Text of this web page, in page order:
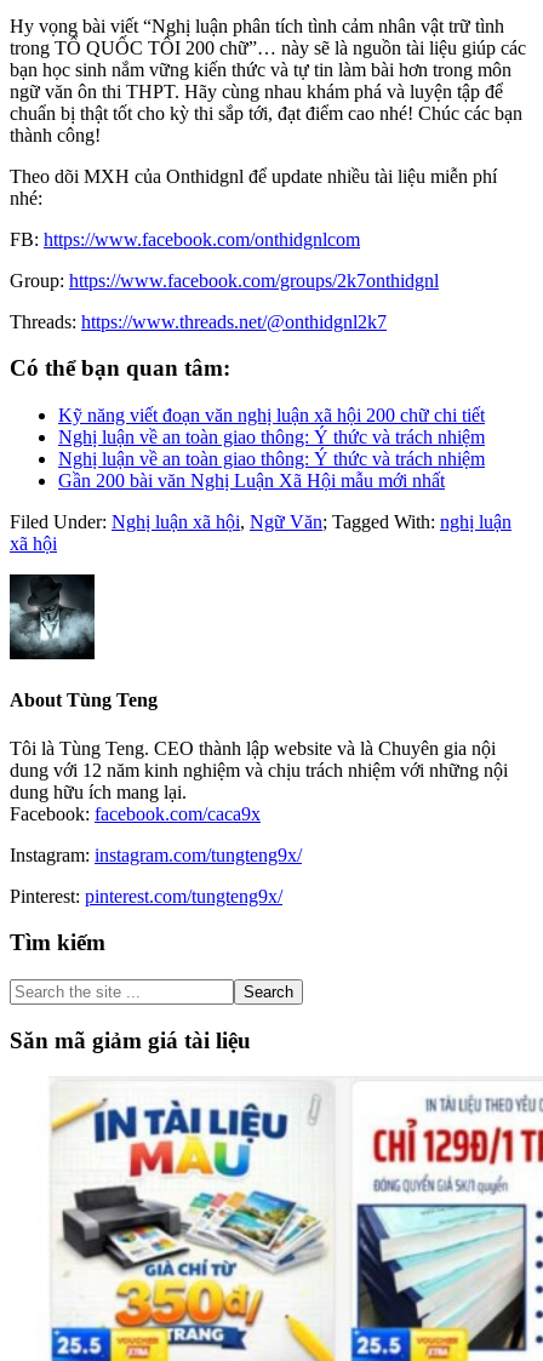
Hy vọng bài viết “Nghị luận phân tích tình cảm nhân vật trữ tình
trong TỔ QUỐC TÔI 200 chữ”… này sẽ là nguồn tài liệu giúp các
bạn học sinh nắm vững kiến thức và tự tin làm bài hơn trong môn
ngữ văn ôn thi THPT. Hãy cùng nhau khám phá và luyện tập để
chuẩn bị thật tốt cho kỳ thi sắp tới, đạt điểm cao nhé! Chúc các bạn
thành công!
Theo dõi MXH của Onthidgnl để update nhiều tài liệu miễn phí
nhé:
FB: https://www.facebook.com/onthidgnlcom
Group: https://www.facebook.com/groups/2k7onthidgnl
Threads: https://www.threads.net/@onthidgnl2k7
Có thể bạn quan tâm:
Kỹ năng viết đoạn văn nghị luận xã hội 200 chữ chi tiết
Nghị luận về an toàn giao thông: Ý thức và trách nhiệm
Nghị luận về an toàn giao thông: Ý thức và trách nhiệm
Gần 200 bài văn Nghị Luận Xã Hội mẫu mới nhất
Filed Under: Nghị luận xã hội, Ngữ Văn; Tagged With: nghị luận
xã hội
About Tùng Teng
Tôi là Tùng Teng. CEO thành lập website và là Chuyên gia nội
dung với 12 năm kinh nghiệm và chịu trách nhiệm với những nội
dung hữu ích mang lại.
Facebook: facebook.com/caca9x
Instagram: instagram.com/tungteng9x/
Pinterest: pinterest.com/tungteng9x/
Primary
Sidebar
Tìm kiếm
Search
the
site
...
Săn mã giảm giá tài liệu